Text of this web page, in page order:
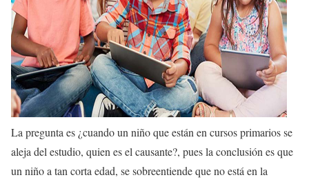
La pregunta es ¿cuando un niño que están en cursos primarios se
aleja del estudio, quien es el causante?, pues la conclusión es que
un niño a tan corta edad, se sobreentiende que no está en la